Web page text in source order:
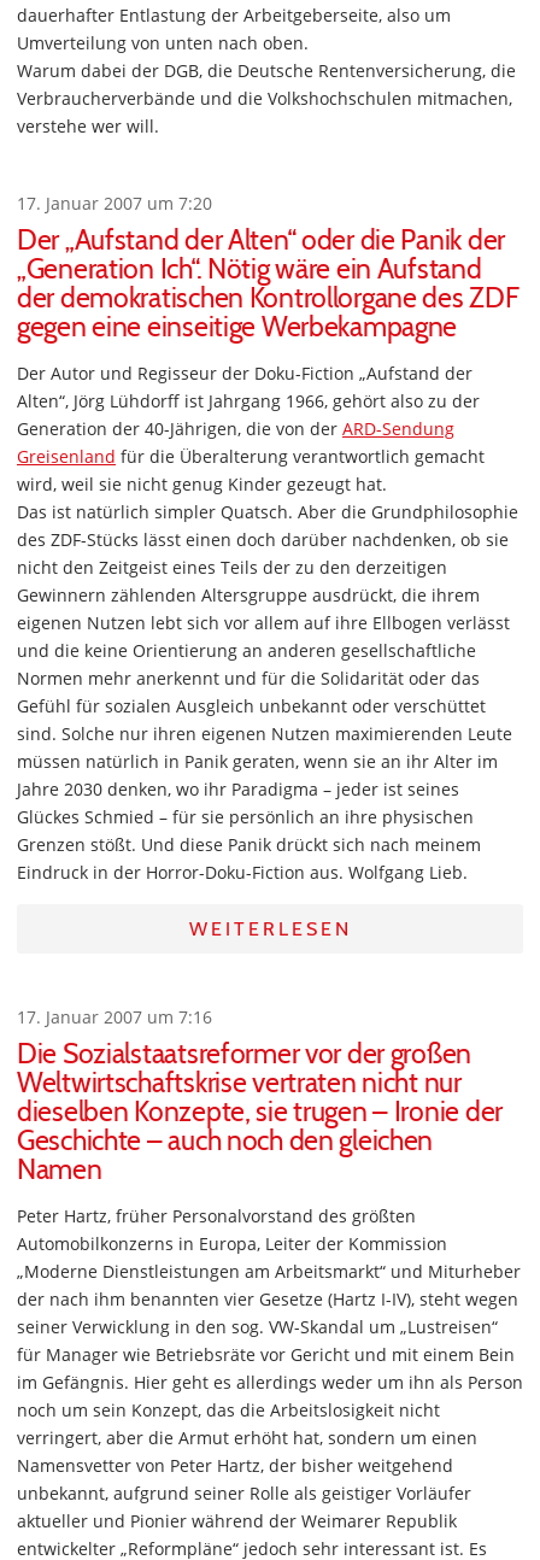
dauerhafter Entlastung der Arbeitgeberseite, also um
Umverteilung von unten nach oben.
Warum dabei der DGB, die Deutsche Rentenversicherung, die
Verbraucherverbände und die Volkshochschulen mitmachen,
verstehe wer will.
17. Januar 2007 um 7:20
Der „Aufstand der Alten“ oder die Panik der
„Generation Ich“. Nötig wäre ein Aufstand
der demokratischen Kontrollorgane des ZDF
gegen eine einseitige Werbekampagne
Der Autor und Regisseur der Doku-Fiction „Aufstand der
Alten“, Jörg Lühdorff ist Jahrgang 1966, gehört also zu der
Generation der 40-Jährigen, die von der ARD-Sendung
Greisenland für die Überalterung verantwortlich gemacht
wird, weil sie nicht genug Kinder gezeugt hat.
Das ist natürlich simpler Quatsch. Aber die Grundphilosophie
des ZDF-Stücks lässt einen doch darüber nachdenken, ob sie
nicht den Zeitgeist eines Teils der zu den derzeitigen
Gewinnern zählenden Altersgruppe ausdrückt, die ihrem
eigenen Nutzen lebt sich vor allem auf ihre Ellbogen verlässt
und die keine Orientierung an anderen gesellschaftliche
Normen mehr anerkennt und für die Solidarität oder das
Gefühl für sozialen Ausgleich unbekannt oder verschüttet
sind. Solche nur ihren eigenen Nutzen maximierenden Leute
müssen natürlich in Panik geraten, wenn sie an ihr Alter im
Jahre 2030 denken, wo ihr Paradigma – jeder ist seines
Glückes Schmied – für sie persönlich an ihre physischen
Grenzen stößt. Und diese Panik drückt sich nach meinem
Eindruck in der Horror-Doku-Fiction aus. Wolfgang Lieb.
WEITERLESEN
17. Januar 2007 um 7:16
Die Sozialstaatsreformer vor der großen
Weltwirtschaftskrise vertraten nicht nur
dieselben Konzepte, sie trugen – Ironie der
Geschichte – auch noch den gleichen
Namen
Peter Hartz, früher Personalvorstand des größten
Automobilkonzerns in Europa, Leiter der Kommission
„Moderne Dienstleistungen am Arbeitsmarkt“ und Miturheber
der nach ihm benannten vier Gesetze (Hartz I-IV), steht wegen
seiner Verwicklung in den sog. VW-Skandal um „Lustreisen“
für Manager wie Betriebsräte vor Gericht und mit einem Bein
im Gefängnis. Hier geht es allerdings weder um ihn als Person
noch um sein Konzept, das die Arbeitslosigkeit nicht
verringert, aber die Armut erhöht hat, sondern um einen
Namensvetter von Peter Hartz, der bisher weitgehend
unbekannt, aufgrund seiner Rolle als geistiger Vorläufer
aktueller und Pionier während der Weimarer Republik
entwickelter „Reformpläne“ jedoch sehr interessant ist. Es